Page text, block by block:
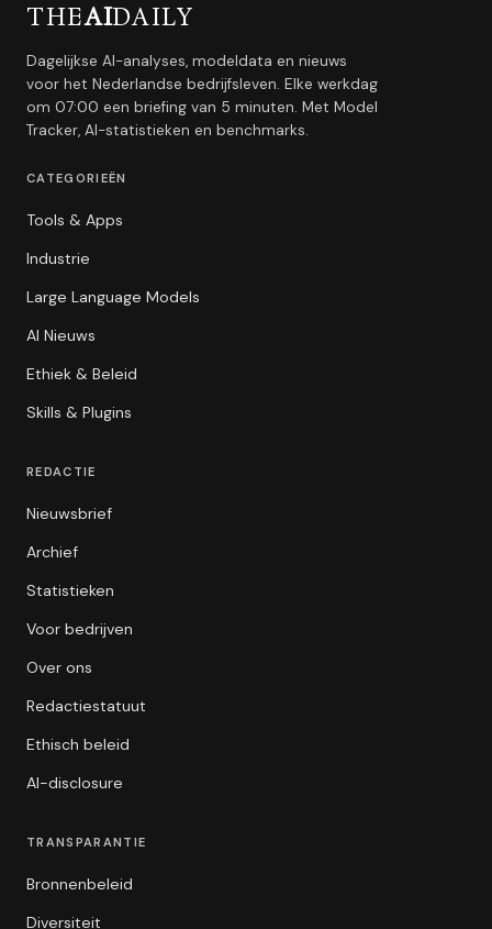
THEAIDAILY
Dagelijkse AI-analyses, modeldata en nieuws
voor het Nederlandse bedrijfsleven. Elke werkdag
om 07:00 een briefing van 5 minuten. Met Model
Tracker, AI-statistieken en benchmarks.
CATEGORIEËN
Tools & Apps
Industrie
Large Language Models
AI Nieuws
Ethiek & Beleid
Skills & Plugins
REDACTIE
Nieuwsbrief
Archief
Statistieken
Voor bedrijven
Over ons
Redactiestatuut
Ethisch beleid
AI-disclosure
TRANSPARANTIE
Bronnenbeleid
Diversiteit